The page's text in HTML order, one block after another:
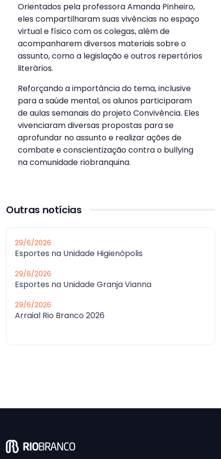
Orientados pela professora Amanda Pinheiro,
eles compartilharam suas vivências no espaço
virtual e físico com os colegas, além de
acompanharem diversos materiais sobre o
assunto, como a legislação e outros repertórios
literários.
Reforçando a importância do tema, inclusive
para a saúde mental, os alunos participaram
de aulas semanais do projeto Convivência. Eles
vivenciaram diversas propostas para se
aprofundar no assunto e realizar ações de
combate e conscientização contra o bullying
na comunidade riobranquina.
Outras notícias
29/6/2026
Esportes na Unidade Higienópolis
29/6/2026
Esportes na Unidade Granja Vianna
29/6/2026
Arraial Rio Branco 2026